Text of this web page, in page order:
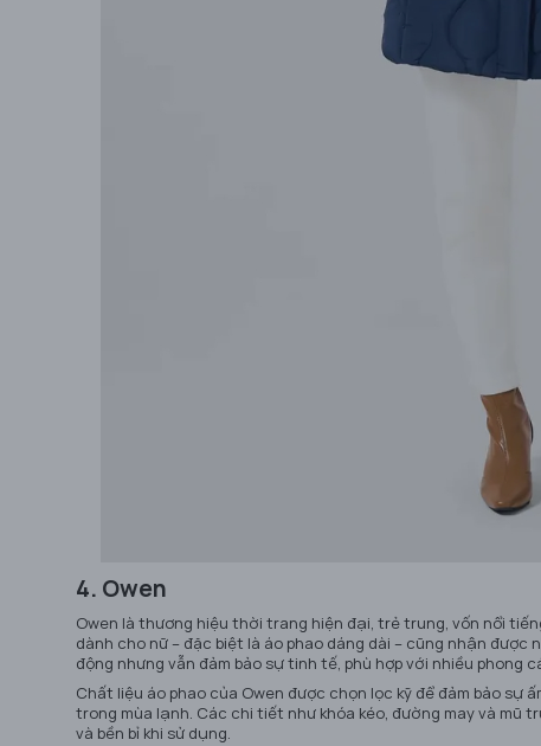
4. Owen
Owen là thương hiệu thời trang hiện đại, trẻ trung, vốn nổi
dành cho nữ – đặc biệt là áo phao dáng dài – cũng nhận
động nhưng vẫn đảm bảo sự tinh tế, phù hợp với nhiều phong
Chất liệu áo phao của Owen được chọn lọc kỹ để đảm bảo sự
trong mùa lạnh. Các chi tiết như khóa kéo, đường may và mũ
và bền bỉ khi sử dụng.